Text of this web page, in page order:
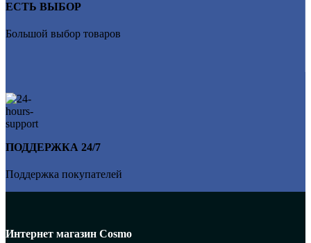
ЕСТЬ ВЫБОР
Большой выбор товаров
ПОДДЕРЖКА 24/7
Поддержка покупателей
Интернет магазин Cosmo